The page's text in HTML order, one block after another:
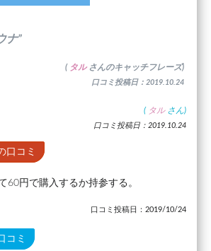
ナ”
( タル さんのキャッチフレーズ)
口コミ投稿日：2019.10.24
( タル さん)
口コミ投稿日：2019.10.24
口コミ
60円で購入するか持参する。
口コミ投稿日：2019/10/24
コミ